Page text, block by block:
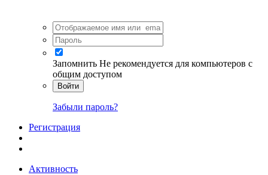
Запомнить Не рекомендуется для компьютеров с
общим доступом
Войти
Забыли пароль?
Регистрация
Активность